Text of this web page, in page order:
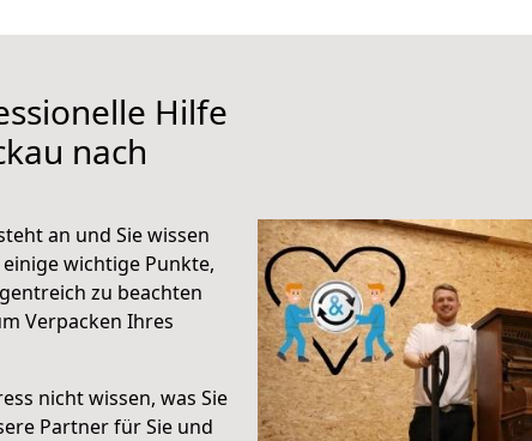
Hilfe
nach
an und Sie wissen
wichtige Punkte,
zu beachten
Verpacken Ihres
nicht wissen, was Sie
Partner für Sie und